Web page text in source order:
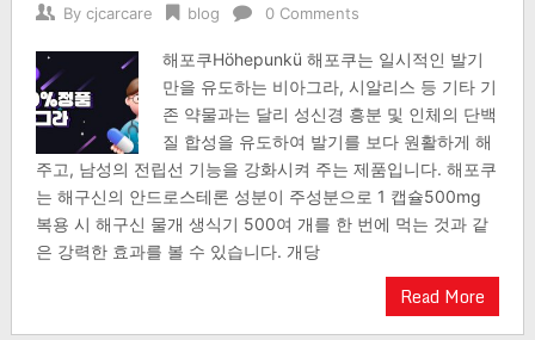
By cjcarcare blog 0 Comments
해포쿠Höhepunkü 해포쿠는 일시적인 발기
만을 유도하는 비아그라, 시알리스 등 기타 기
존 약물과는 달리 성신경 흥분 및 인체의 단백
질 합성을 유도하여 발기를 보다 원활하게 해
주고, 남성의 전립선 기능을 강화시켜 주는 제품입니다. 해포쿠
는 해구신의 안드로스테론 성분이 주성분으로 1 캡슐500mg
복용 시 해구신 물개 생식기 500여 개를 한 번에 먹는 것과 같
은 강력한 효과를 볼 수 있습니다. 개당
Read More